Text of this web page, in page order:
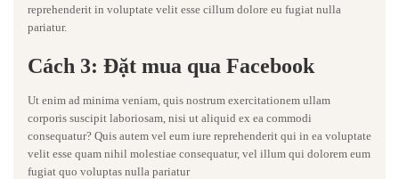
reprehenderit in voluptate velit esse cillum dolore eu fugiat nulla
pariatur.
Cách 3: Đặt mua qua Facebook
Ut enim ad minima veniam, quis nostrum exercitationem ullam
corporis suscipit laboriosam, nisi ut aliquid ex ea commodi
consequatur? Quis autem vel eum iure reprehenderit qui in ea voluptate
velit esse quam nihil molestiae consequatur, vel illum qui dolorem eum
fugiat quo voluptas nulla pariatur